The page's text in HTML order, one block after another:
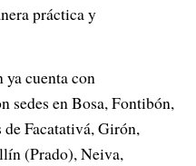
práctica y
cuenta con
sedes en Bosa, Fontibón,
Facatativá, Girón,
(Prado), Neiva,